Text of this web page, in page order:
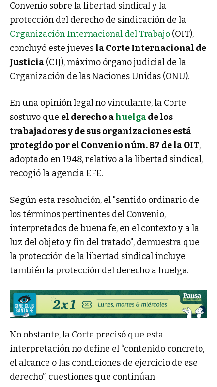
Convenio sobre la libertad sindical y la
protección del derecho de sindicación de la
Organización Internacional del Trabajo (OIT),
concluyó este jueves la Corte Internacional de
Justicia (CIJ), máximo órgano judicial de la
Organización de las Naciones Unidas (ONU).
En una opinión legal no vinculante, la Corte
sostuvo que el derecho ahuelgade los
trabajadores y de sus organizaciones está
protegido por el Convenio núm. 87 de la OIT,
adoptado en 1948, relativo a la libertad sindical,
recogió la agencia EFE.
Según esta resolución, el "sentido ordinario de
los términos pertinentes del Convenio,
interpretados de buena fe, en el contexto y a la
luz del objeto y fin del tratado", demuestra que
la protección de la libertad sindical incluye
también la protección del derecho a huelga.
No obstante, la Corte precisó que esta
interpretación no define el “contenido concreto,
el alcance o las condiciones de ejercicio de ese
derecho”, cuestiones que continúan